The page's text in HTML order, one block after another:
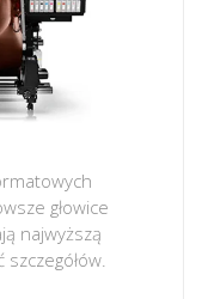
głowice
najwyższą
szczegółów.